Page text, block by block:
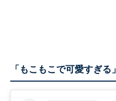
「もこもこで可愛すぎる」